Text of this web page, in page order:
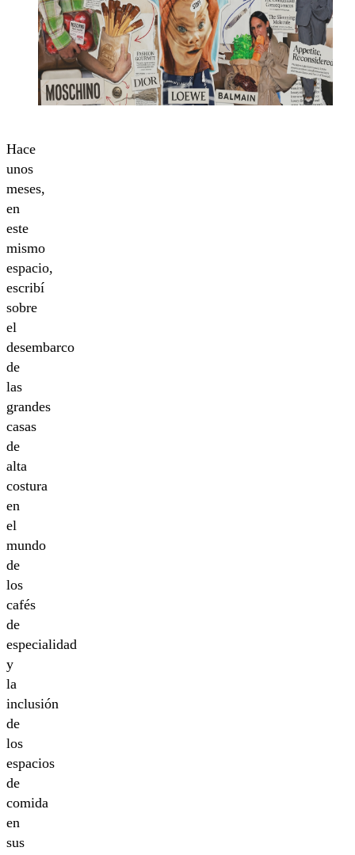
Hace
unos
meses,
en
este
mismo
espacio,
escribí
sobre
el
desembarco
de
las
grandes
casas
de
alta
costura
en
el
mundo
de
los
cafés
de
especialidad
y
la
inclusión
de
los
espacios
de
comida
en
sus